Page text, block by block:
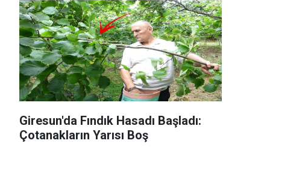
Giresun'da Fındık Hasadı Başladı:
Çotanakların Yarısı Boş